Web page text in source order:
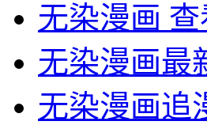
无染漫画
无染漫画最
无染漫画追